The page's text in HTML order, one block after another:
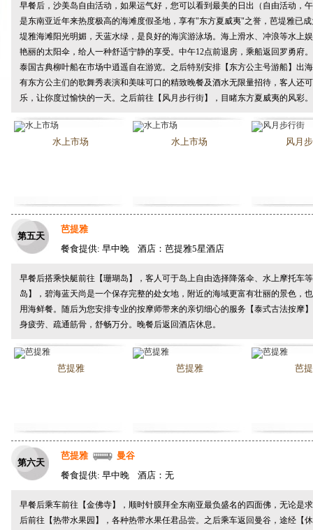
早餐后，沙美岛自由活动，如果运气好，您可以看到最美的日出（自由活动，
是东南亚近年来热度极高的海滩度假圣地，享有"东方夏威夷"之誉，芭堤雅已
堤雅海滩阳光明媚，天蓝水绿，是良好的海滨游泳场。海上滑水、冲浪等水上
艳丽的太阳伞，给人一种舒适宁静的享受。中午12点前退房，乘船返回罗勇府
泰国古典柳叶船在市场中逍遥自在游览。之后特别安排【东方公主号游船】出
有东方公主们的歌舞秀表演和美味可口的精致晚餐及酒水无限量招待，客人还
乐，让你度过愉快的一天。之后前往【风月步行街】，目睹东方夏威夷的风彩
水上市场 水上市场 风月
第五天
芭提雅
餐食提供: 早中晚 酒店：芭提雅5星酒店
早餐后搭乘快艇前往【珊瑚岛】，客人可于岛上自由选择降落伞、水上摩托车
岛】，碧海蓝天尚是一个保存完整的处女地，附近的海域更富有壮丽的景色，
用海鲜餐。随后为您安排专业的按摩师带来的亲切细心的服务【泰式古法按摩
身疲劳、疏通筋骨，舒畅万分。晚餐后返回酒店休息。
芭提雅 芭提雅 芭
第六天
芭提雅
曼谷
餐食提供: 早中晚 酒店：无
早餐后乘车前往【金佛寺】，顺时针膜拜全东南亚最负盛名的四面佛，无论是
后前往【热带水果园】，各种热带水果任君品尝。之后乘车返回曼谷，途经【